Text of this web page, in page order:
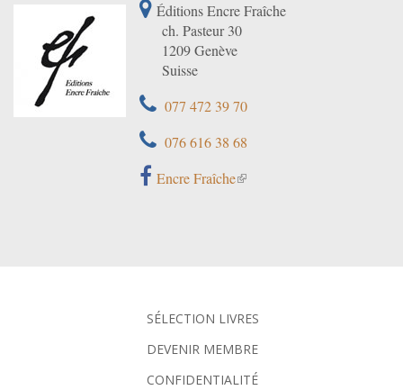
Éditions Encre Fraîche
ch. Pasteur 30
1209 Genève
Suisse
077 472 39 70
076 616 38 68
Encre Fraîche
SÉLECTION LIVRES
DEVENIR MEMBRE
CONFIDENTIALITÉ